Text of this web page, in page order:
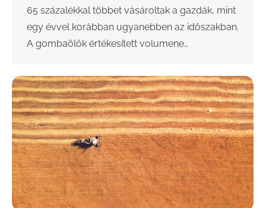
65 százalékkal többet vásároltak a gazdák, mint
egy évvel korábban ugyanebben az időszakban.
A gombaölők értékesített volumene…